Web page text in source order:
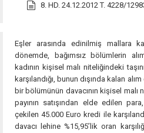
8. HD. 24.12.2012 T. 4228/
Eşler arasında edinilmiş mallara
dönemde, bağımsız bölümlerin
kadının kişisel malı niteliğindeki
karşılandığı, bunun dışında kalan
bir bölümünün davacının kişisel malı
payının satışından elde edilen
çekilen 45.000 Euro kredi ile
davacı lehine %15,95’lik oran